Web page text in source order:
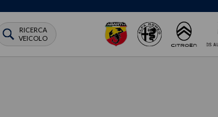
RICERCA
VEICOLO